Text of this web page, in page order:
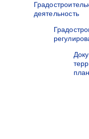
деятельность